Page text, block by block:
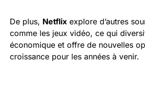
De plus, Netflix explore d’autres
comme les jeux vidéo, ce qui
économique et offre de nouvelles
croissance pour les années à venir.